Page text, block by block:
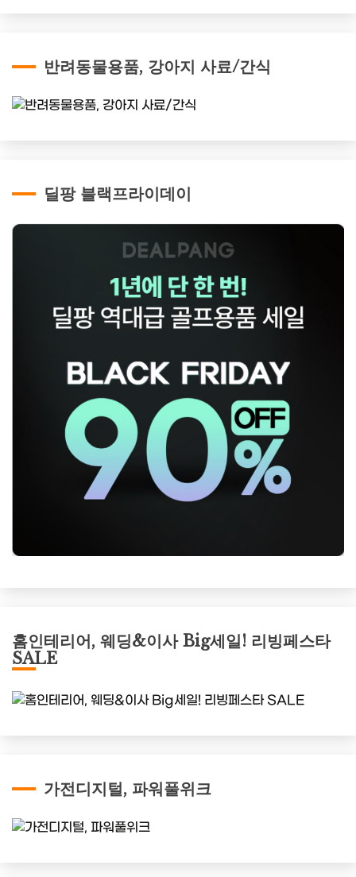
반려동물용품, 강아지 사료/간식
딜팡 블랙프라이데이
홈인테리어, 웨딩&이사 Big세일! 리빙페스타
SALE
가전디지털, 파워풀위크